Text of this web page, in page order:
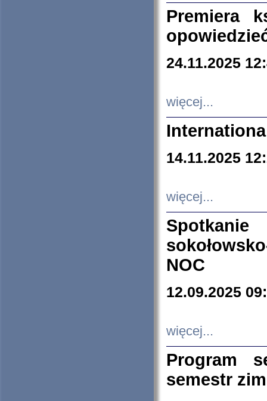
Premiera
24.11.2025
więcej...
14.11.2025
więcej...
NOC
12.09.2025
więcej...
Program
semestr